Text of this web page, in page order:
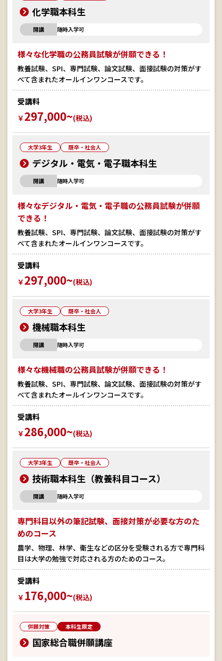
化学職本科生
開講 随時入学可
様々な化学職の公務員試験が併願できる！
教養試験、SPI、専門試験、論文試験、面接試験の対策がす
べて含まれたオールインワンコースです。
受講料
￥297,000~(税込)
大学3年生 既卒・社会人
デジタル・電気・電子職本科生
開講 随時入学可
様々なデジタル・電気・電子職の公務員試験が併願
できる！
教養試験、SPI、専門試験、論文試験、面接試験の対策がす
べて含まれたオールインワンコースです。
受講料
￥297,000~(税込)
大学3年生 既卒・社会人
機械職本科生
開講 随時入学可
様々な機械職の公務員試験が併願できる！
教養試験、SPI、専門試験、論文試験、面接試験の対策がす
べて含まれたオールインワンコースです。
受講料
￥286,000~(税込)
大学3年生 既卒・社会人
技術職本科生（教養科目コース）
開講 随時入学可
専門科目以外の筆記試験、面接対策が必要な方のた
めのコース
農学、物理、林学、衛生などの区分を受験される方で専門科
目は大学の勉強で対応される方のためのコース。
受講料
￥ 176,000~(税込)
併願対策 本科生限定
国家総合職併願講座